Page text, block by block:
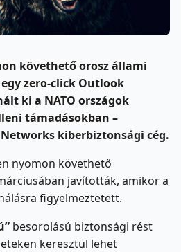
követhető orosz állami
zero-click Outlook
ki a NATO országok
támadásokban –
kiberbiztonsági cég.
nyomon követhető
javították, amikor a
figyelmeztetett.
besorolású biztonsági rést
keresztül lehet